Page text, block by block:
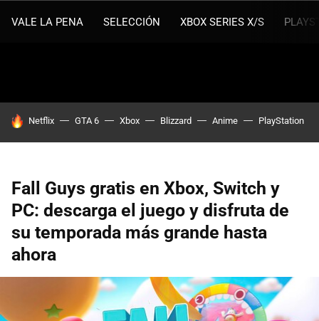
VALE LA PENA SELECCIÓN XBOX SERIES X/S
HOY SE HABLA DE
Netflix GTA 6 Xbox Blizzard Anime PlayStation
Fall Guys gratis en Xbox, Switch y
PC: descarga el juego y disfruta de
su temporada más grande hasta
ahora